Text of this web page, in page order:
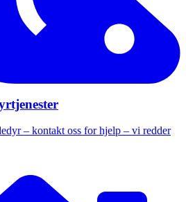
– kontakt oss for hjelp – vi redder